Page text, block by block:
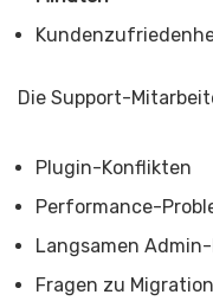
Die Support-
Plugin-Konflikten
Performance-
Langsamen
Fragen zu